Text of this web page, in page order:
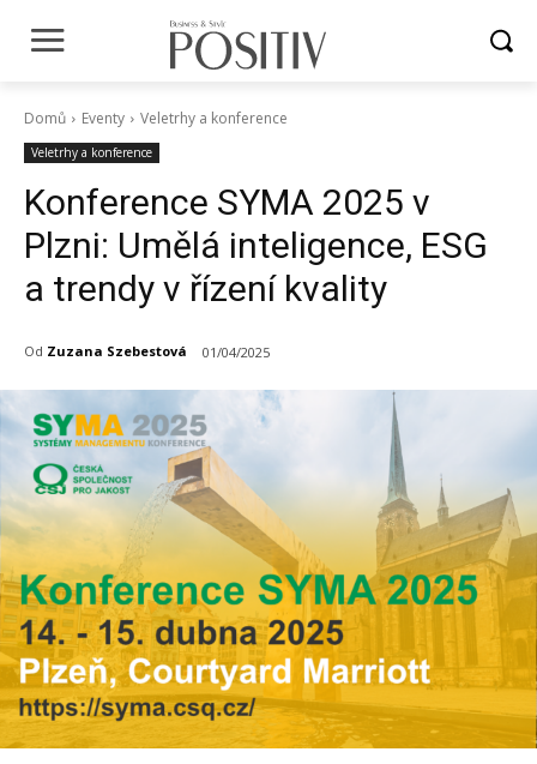
Domů Eventy Veletrhy a konference
Veletrhy a konference
Konference SYMA 2025 v
Plzni: Umělá inteligence, ESG
a trendy v řízení kvality
Od Zuzana Szebestová 01/04/2025